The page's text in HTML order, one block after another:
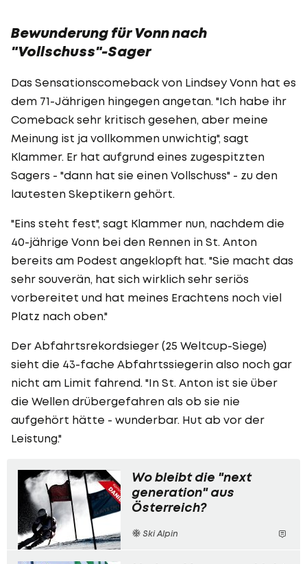
Bewunderung für Vonn nach
"Vollschuss"-Sager
Das Sensationscomeback von Lindsey Vonn hat es
dem 71-Jährigen hingegen angetan. "Ich habe ihr
Comeback sehr kritisch gesehen, aber meine
Meinung ist ja vollkommen unwichtig", sagt
Klammer. Er hat aufgrund eines zugespitzten
Sagers - "dann hat sie einen Vollschuss" - zu den
lautesten Skeptikern gehört.
"Eins steht fest", sagt Klammer nun, nachdem die
40-jährige Vonn bei den Rennen in St. Anton
bereits am Podest angeklopft hat. "Sie macht das
sehr souverän, hat sich wirklich sehr seriös
vorbereitet und hat meines Erachtens noch viel
Platz nach oben."
Der Abfahrtsrekordsieger (25 Weltcup-Siege)
sieht die 43-fache Abfahrtssiegerin also noch gar
nicht am Limit fahrend. "In St. Anton ist sie über
die Wellen drübergefahren als ob sie nie
aufgehört hätte - wunderbar. Hut ab vor der
Leistung."
Wo bleibt die "next
generation" aus
Österreich?
Ski Alpin